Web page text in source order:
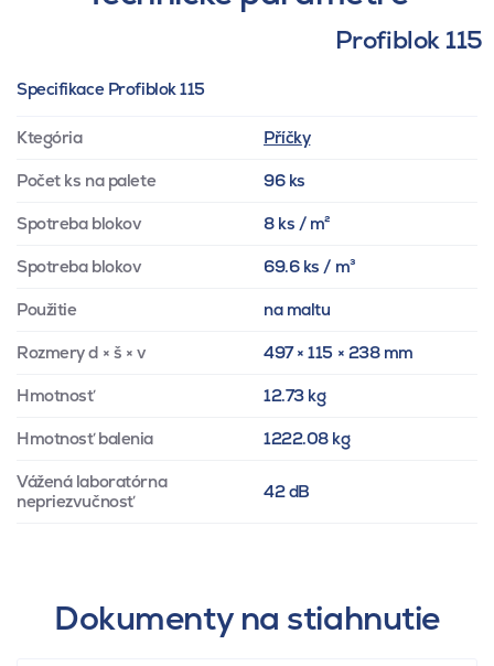
Profiblok 115
Specifikace Profiblok 115
Ktegória Příčky
Počet ks na palete 96 ks
Spotreba blokov 8 ks / m²
Spotreba blokov 69.6 ks / m³
Použitie na maltu
Rozmery d × š × v 497 × 115 × 238 mm
Hmotnosť 12.73 kg
Hmotnosť balenia 1222.08 kg
Vážená laboratórna
nepriezvučnosť
42 dB
Dokumenty na stiahnutie